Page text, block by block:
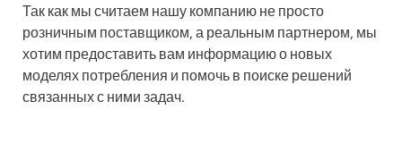
Так как мы считаем нашу компанию не просто
розничным поставщиком, а реальным партнером, мы
хотим предоставить вам информацию о новых
моделях потребления и помочь в поиске решений
связанных с ними задач.